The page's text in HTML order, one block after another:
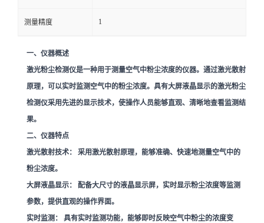
测量精度 1
一、仪器概述
激光粉尘检测仪是一种用于测量空气中粉尘浓度的仪器。通过激光散射
原理，可以实时监测空气中的粉尘浓度。具有大屏液晶显示的激光粉尘
检测仪采用先进的显示技术，使操作人员能够直观、清晰地查看监测结
果。
二、仪器特点
激光散射技术：
采用激光散射原理，能够准确、快速地测量空气中的
粉尘浓度。
大屏液晶显示：
配备大尺寸的液晶显示屏，实时显示粉尘浓度等监测
参数，提供直观的操作界面。
实时监测：
具有实时监测功能，能够即时反映空气中粉尘的浓度变